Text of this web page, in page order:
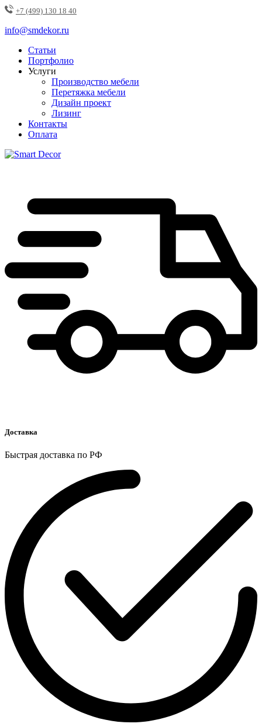
+7 (499) 130 18 40
info@smdekor.ru
Статьи
Портфолио
Услуги
Производство мебели
Перетяжка мебели
Дизайн проект
Лизинг
Контакты
Оплата
Доставка
Быстрая доставка по РФ